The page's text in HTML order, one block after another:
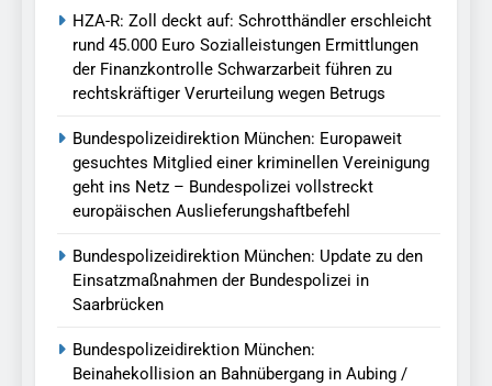
HZA-R: Zoll deckt auf: Schrotthändler erschleicht
rund 45.000 Euro Sozialleistungen Ermittlungen
der Finanzkontrolle Schwarzarbeit führen zu
rechtskräftiger Verurteilung wegen Betrugs
Bundespolizeidirektion München: Europaweit
gesuchtes Mitglied einer kriminellen Vereinigung
geht ins Netz – Bundespolizei vollstreckt
europäischen Auslieferungshaftbefehl
Bundespolizeidirektion München: Update zu den
Einsatzmaßnahmen der Bundespolizei in
Saarbrücken
Bundespolizeidirektion München:
Beinahekollision an Bahnübergang in Aubing /